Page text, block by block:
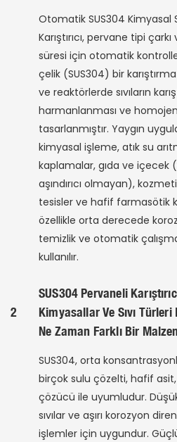
Otomatik SUS304 Kimyasal
Karıştırıcı, pervane tipi
süresi için otomatik
çelik (SUS304) bir
ve reaktörlerde sıvıların
harmanlanması ve
tasarlanmıştır. Yaygın
kimyasal işleme, atık su
kaplamalar, gıda ve içecek
aşındırıcı olmayan),
tesisler ve hafif farmasötik
özellikle orta derecede
temizlik ve otomatik
kullanılır.
2
SUS304 Pervaneli
Kimyasallar Ve Sıvı
Ne Zaman Farklı Bir
SUS304, orta
birçok sulu çözelti, hafif
çözücü ile uyumludur.
sıvılar ve aşırı korozyon
işlemler için uygundur.